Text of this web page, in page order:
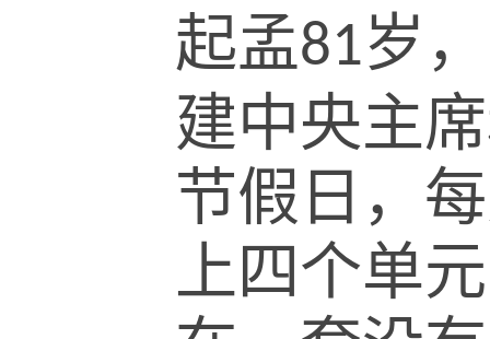
起孟81岁
建中央主
节假日，
上四个单